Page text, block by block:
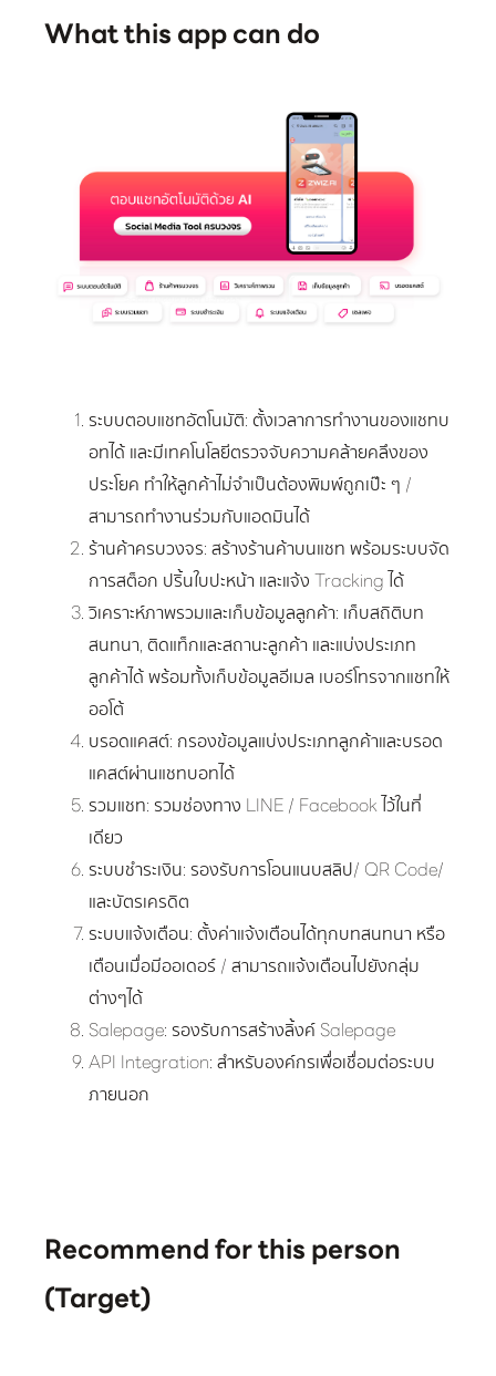
What this app can do
ระบบตอบแชทอัตโนมัติ: ตั้งเวลาการทำงานของแชทบ
อทได้ และมีเทคโนโลยีตรวจจับความคล้ายคลึงของ
ประโยค ทำให้ลูกค้าไม่จำเป็นต้องพิมพ์ถูกเป๊ะ ๆ /
สามารถทำงานร่วมกับแอดมินได้
ร้านค้าครบวงจร: สร้างร้านค้าบนแชท พร้อมระบบจัด
การสต็อก ปริ้นใบปะหน้า และแจ้ง Tracking ได้
วิเคราะห์ภาพรวมและเก็บข้อมูลลูกค้า: เก็บสถิติบท
สนทนา, ติดแท็กและสถานะลูกค้า และแบ่งประเภท
ลูกค้าได้ พร้อมทั้งเก็บข้อมูลอีเมล เบอร์โทรจากแชทให้
ออโต้
บรอดแคสต์: กรองข้อมูลแบ่งประเภทลูกค้าและบรอด
แคสต์ผ่านแชทบอทได้
รวมแชท: รวมช่องทาง LINE / Facebook ไว้ในที่
เดียว
ระบบชำระเงิน: รองรับการโอนแนบสลิป/ QR Code/
และบัตรเครดิต
ระบบแจ้งเตือน: ตั้งค่าแจ้งเตือนได้ทุกบทสนทนา หรือ
เตือนเมื่อมีออเดอร์ / สามารถแจ้งเตือนไปยังกลุ่ม
ต่างๆได้
Salepage: รองรับการสร้างลิ้งค์ Salepage
API Integration: สำหรับองค์กรเพื่อเชื่อมต่อระบบ
ภายนอก
Recommend for this person
(Target)